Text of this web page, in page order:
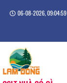
06-08-2026, 09:05:00